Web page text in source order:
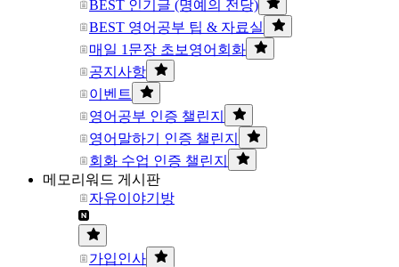
BEST 인기글 (명예의 전당)
BEST 영어공부 팁 & 자료실
매일 1문장 초보영어회화
공지사항
이벤트
영어공부 인증 챌린지
영어말하기 인증 챌린지
회화 수업 인증 챌린지
메모리워드 게시판
자유이야기방
가입인사